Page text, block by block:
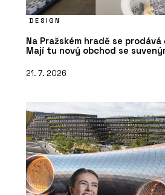
DESIGN
Na Pražském hradě se
Mají tu nový obchod se
21. 7. 2026